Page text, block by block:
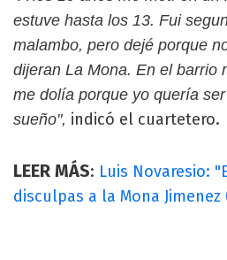
estuve hasta los 13. Fui
malambo, pero dejé porque
dijeran La Mona. En el barrio
me dolía porque yo quería
sueño", indicó el cuartetero.
LEER MÁS: Luis Novaresio:
disculpas a la Mona